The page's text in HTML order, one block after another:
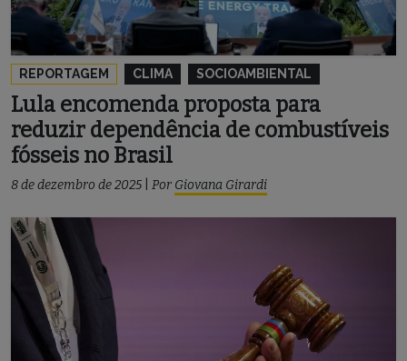
REPORTAGEM CLIMA SOCIOAMBIENTAL
Lula encomenda proposta para
reduzir dependência de combustíveis
fósseis no Brasil
8 de dezembro de 2025 Por Giovana Girardi